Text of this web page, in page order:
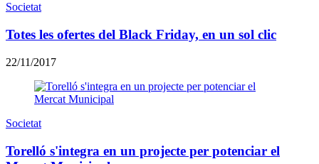
Societat
Totes les ofertes del Black Friday, en un sol clic
22/11/2017
Societat
Torelló s'integra en un projecte per potenciar el